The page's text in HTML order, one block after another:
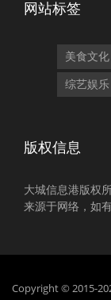
网站标签
美食文化
综艺娱乐
版权信息
大城信息港版权
来源于网络，如
Copyright © 2015-